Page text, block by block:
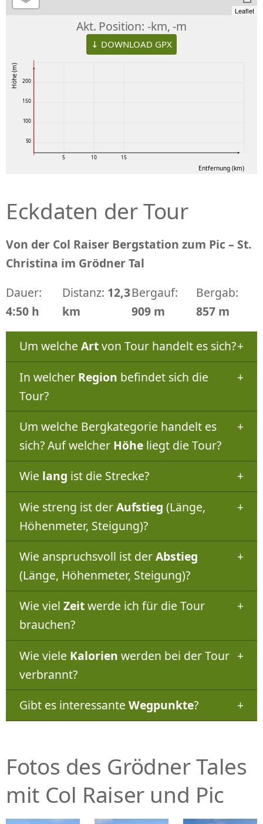
Leaflet
Akt. Position: -km, -m
↓ DOWNLOAD GPX
50
100
150
200
5 10 15
Entfernung (km)
Höhe (m)
Eckdaten der Tour
Von der Col Raiser Bergstation zum Pic – St.
Christina im Grödner Tal
Dauer:
4:50 h
Distanz: 12,3
km
Bergauf:
909 m
Bergab:
857 m
Um welche Artvon Tour handelt es sich?
In welcher Region befindet sich die
Tour?
Um welche Bergkategorie handelt es
sich? Auf welcher Höheliegt die Tour?
Wie lang ist die Strecke?
Wie streng ist derAufstieg (Länge,
Höhenmeter, Steigung)?
Wie anspruchsvoll ist derAbstieg
(Länge, Höhenmeter, Steigung)?
Wie viel Zeitwerde ich für die Tour
brauchen?
Wie viele Kalorien werden bei der Tour
verbrannt?
Gibt es interessante Wegpunkte?
Fotos des Grödner Tales
mit Col Raiser und Pic